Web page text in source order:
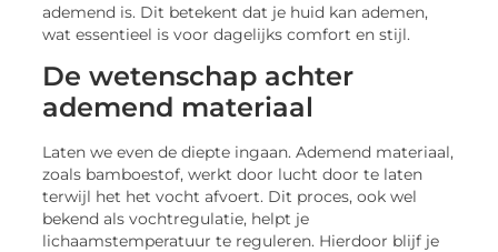
ademend is. Dit betekent dat je huid kan ademen,
wat essentieel is voor dagelijks comfort en stijl.
De wetenschap achter
ademend materiaal
Laten we even de diepte ingaan. Ademend materiaal,
zoals bamboestof, werkt door lucht door te laten
terwijl het het vocht afvoert. Dit proces, ook wel
bekend als vochtregulatie, helpt je
lichaamstemperatuur te reguleren. Hierdoor blijf je